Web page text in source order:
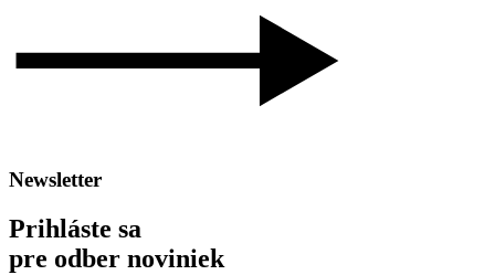
Newsletter
Prihláste sa
pre odber noviniek